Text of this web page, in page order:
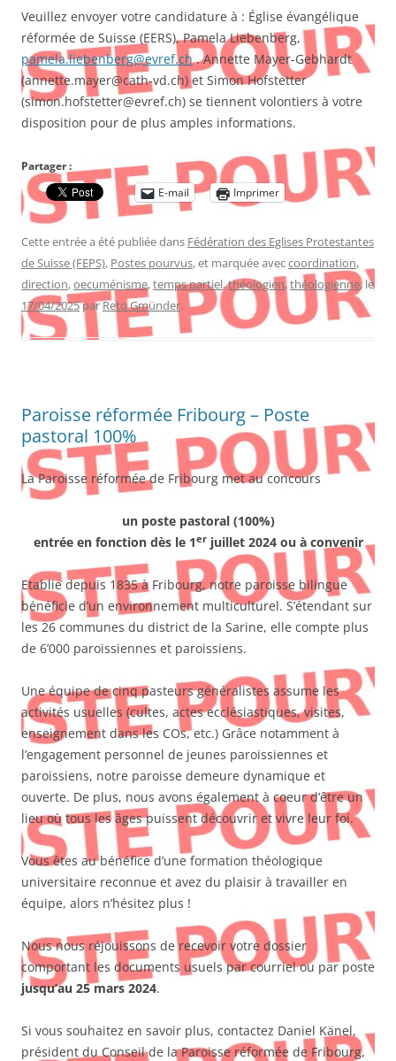
Veuillez envoyer votre candidature à : Église évangélique
réformée de Suisse (EERS), Pamela Liebenberg,
pamela.liebenberg@evref.ch. Annette Mayer-Gebhardt
(annette.mayer@cath-vd.ch) et Simon Hofstetter
(simon.hofstetter@evref.ch) se tiennent volontiers à votre
disposition pour de plus amples informations.
Partager :
E-mail
Imprimer
Cette entrée a été publiée dans Fédération des Eglises Protestantes
de Suisse (FEPS), Postes pourvus, et marquée aveccoordination,
direction,oecuménisme,temps partiel,théologien,théologienne, le
17/04/2025parReto Gmünder.
Paroisse réformée Fribourg – Poste
pastoral 100%
La Paroisse réformée de Fribourg met au concours
un poste pastoral (100%)
entrée en fonction dès le 1erjuillet 2024 ou à convenir
Etablie depuis 1835 à Fribourg, notre paroisse bilingue
bénéficie d’un environnement multiculturel. S’étendant sur
les 26 communes du district de la Sarine, elle compte plus
de 6’000 paroissiennes et paroissiens.
Une équipe de cinq pasteurs généralistes assume les
activités usuelles (cultes, actes ecclésiastiques, visites,
enseignement dans les COs, etc.) Grâce notamment à
l’engagement personnel de jeunes paroissiennes et
paroissiens, notre paroisse demeure dynamique et
ouverte. De plus, nous avons également à coeur d’être un
lieu où tous les âges puissent découvrir et vivre leur foi.
Vous êtes au bénéfice d’une formation théologique
universitaire reconnue et avez du plaisir à travailler en
équipe, alors n’hésitez plus !
Nous nous réjouissons de recevoir votre dossier
comportant les documents usuels par courriel ou par poste
jusqu’au 25 mars 2024.
Si vous souhaitez en savoir plus, contactez Daniel Känel,
président du Conseil de la Paroisse réformée de Fribourg,